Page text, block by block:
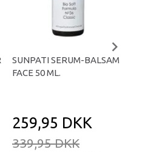
SUNPATI SERUM-BALSAM
FACE 50 ML.
259,95 DKK
339,95 DKK